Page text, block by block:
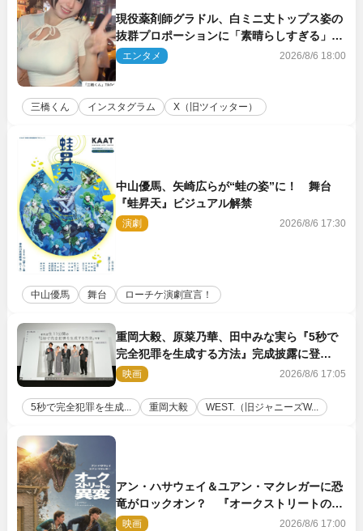
現役薬剤師グラドル、白ミニ丈トップス姿の
抜群プロポーションに「素晴らしすぎる」
「すっっっご！」とネット絶賛
エンタメ 2026/8/6 18:00
三橋くん インスタグラム X（旧ツイッター）
中山優馬、矢崎広らが“蛙の姿”に！ 舞台
『蛙昇天』ビジュアル解禁
演劇 2026/8/6 17:30
中山優馬 舞台 ローチケ演劇宣言！
重岡大毅、原菜乃華、田中みな実ら『5秒で
完全犯罪を生成する方法』完成披露に登
壇！ それぞれのAI活用術も発表
映画 2026/8/6 17:05
5秒で完全犯罪を生成... 重岡大毅 WEST.（旧ジャニーズW...
アン・ハサウェイ＆ユアン・マクレガーに恐
竜がロックオン？ 『オークストリートの異
変』新ビジュアル＆本編映像初解禁
映画 2026/8/6 17:00